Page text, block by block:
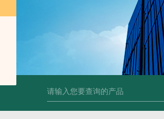
SCS食品厂不锈钢电子地磅 3吨可冲洗电子平台秤